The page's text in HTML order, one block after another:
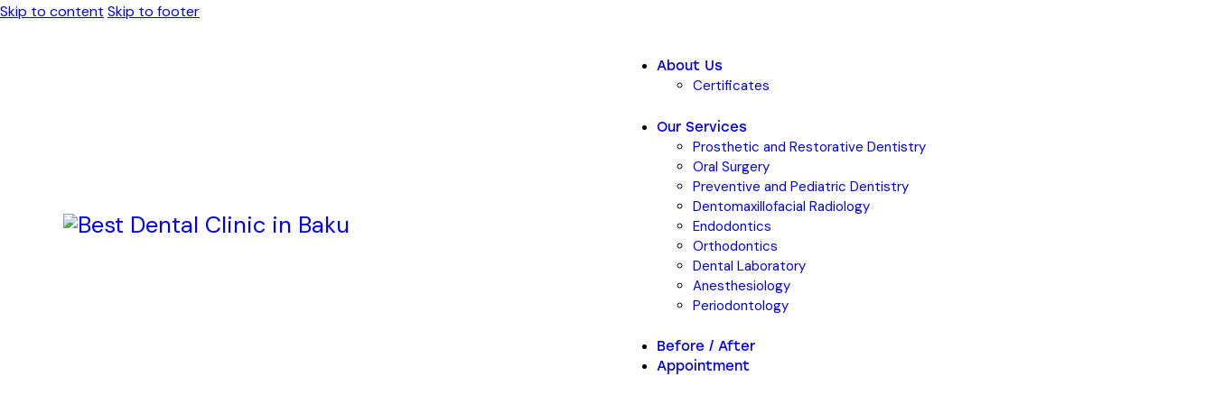
Skip to content Skip to footer
About Us
Certificates
Our Services
Prosthetic and Restorative Dentistry
Oral Surgery
Preventive and Pediatric Dentistry
Dentomaxillofacial Radiology
Endodontics
Orthodontics
Dental Laboratory
Anesthesiology
Periodontology
Before / After
Appointment